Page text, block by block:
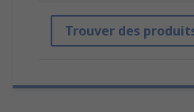
Trouver des